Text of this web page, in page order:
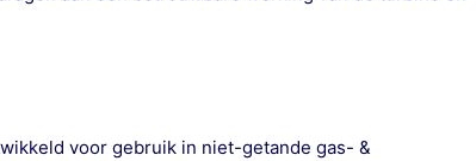
voor gebruik in niet-getande gas- &